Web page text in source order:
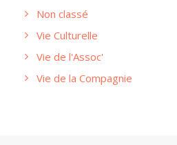
Non classé
Vie Culturelle
Vie de l'Assoc'
Vie de la Compagnie